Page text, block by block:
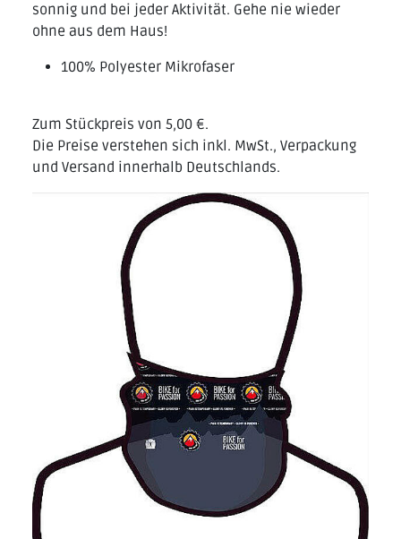
sonnig und bei jeder Aktivität. Gehe nie wieder
ohne aus dem Haus!
100% Polyester Mikrofaser
Zum Stückpreis von 5,00 €.
Die Preise verstehen sich inkl. MwSt., Verpackung
und Versand innerhalb Deutschlands.